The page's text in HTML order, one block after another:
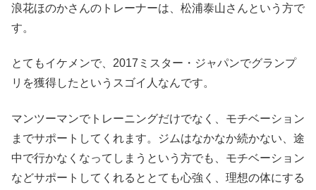
浪花ほのかさんのトレーナーは、松浦泰山さんという方で
す。
とてもイケメンで、2017ミスター・ジャパンでグランプ
リを獲得したというスゴイ人なんです。
マンツーマンでトレーニングだけでなく、モチベーション
までサポートしてくれます。ジムはなかなか続かない、途
中で行かなくなってしまうという方でも、モチベーション
などサポートしてくれるととても心強く、理想の体にする